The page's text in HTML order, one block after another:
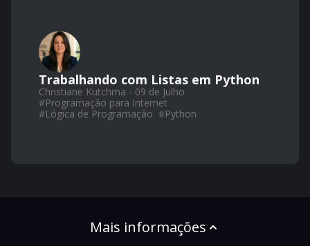
Trabalhando com Listas em Python
Christiane Kutchma - 09 de Julho
#Programação para Internet
#Lógica de Programação #Python
Mais informações